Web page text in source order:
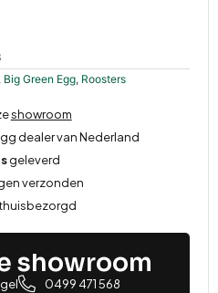
, Big Green Egg, Roosters
showroom
dealer van Nederland
geleverd
verzonden
showroom
0499 471 568